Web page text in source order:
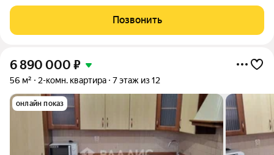
индивидуальный газовый котёл это позволяет сократить
расходы на коммунальные
Позвонить
6 890 000 ₽
56 м² 2-комн. квартира 7 этаж из 12
онлайн показ